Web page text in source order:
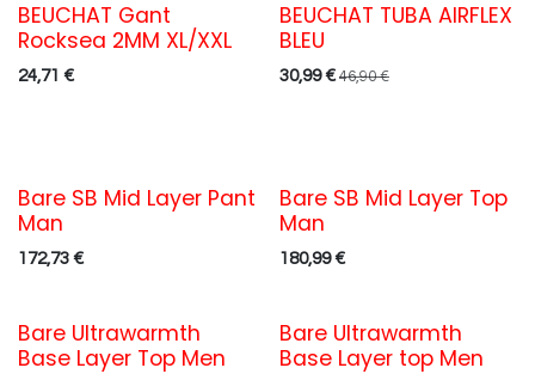
Last!
BEUCHAT Gant
Rocksea 2MM XL/XXL
24,71 €
BEUCHAT TUBA AIRFLEX
BLEU
30,99€ 46,90€
Bare SB Mid Layer Pant
Man
172,73 €
Bare SB Mid Layer Top
Man
180,99€
Bare Ultrawarmth
Base Layer Top Men
Bare Ultrawarmth
Base Layer top Men